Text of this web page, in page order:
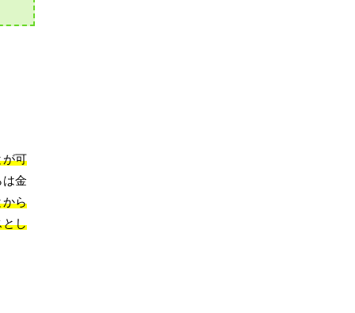
が可
は金
から
とし